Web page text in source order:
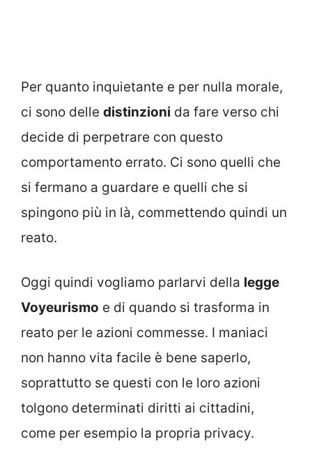
Per quanto inquietante e per nulla morale,
ci sono delle distinzioni da fare verso chi
decide di perpetrare con questo
comportamento errato. Ci sono quelli che
si fermano a guardare e quelli che si
spingono più in là, commettendo quindi un
reato.
Oggi quindi vogliamo parlarvi della legge
Voyeurismo e di quando si trasforma in
reato per le azioni commesse. I maniaci
non hanno vita facile è bene saperlo,
soprattutto se questi con le loro azioni
tolgono determinati diritti ai cittadini,
come per esempio la propria privacy.